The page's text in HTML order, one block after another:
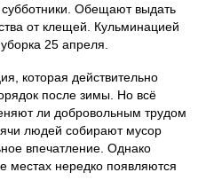
Обещают выдать
от клещей. Кульминацией
25 апреля.
которая действительно
после зимы. Но всё
ли добровольным трудом
людей собирают мусор
впечатление. Однако
местах нередко появляются